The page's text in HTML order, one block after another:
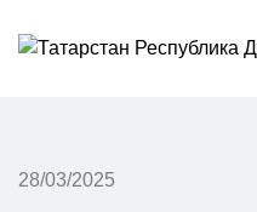
28/03/2025